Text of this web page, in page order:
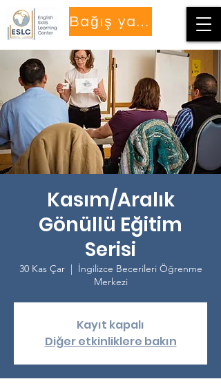
Bağış yapmak
Kasım/Aralık
Gönüllü Eğitim
Serisi
30 Kas Çar
  |
İngilizce Becerileri Öğrenme
Merkezi
Kayıt kapalı
Diğer etkinliklere bakın